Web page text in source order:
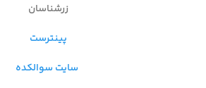
زرشناسان
پینترست
سایت سوالکده